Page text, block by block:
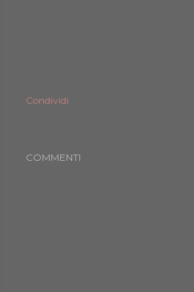
Condividi
COMMENTI